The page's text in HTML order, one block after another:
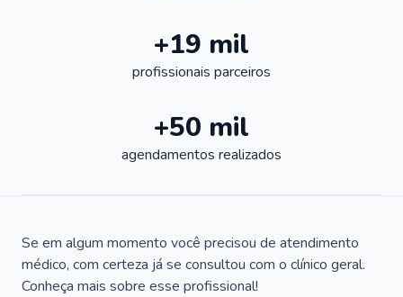
+19 mil
profissionais parceiros
+50 mil
agendamentos realizados
Se em algum momento você precisou de atendimento
médico, com certeza já se consultou com o clínico geral.
Conheça mais sobre esse profissional!